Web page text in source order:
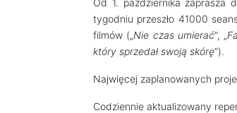
tygodniu przeszło 41000
filmów („Nie czas umierać”, „
który sprzedał swoją skórę”).
Najwięcej zaplanowanych
Codziennie aktualizowany